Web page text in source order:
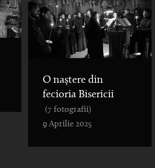
O naștere din
fecioria Bisericii
(7 fotografii)
9 Aprilie 2025